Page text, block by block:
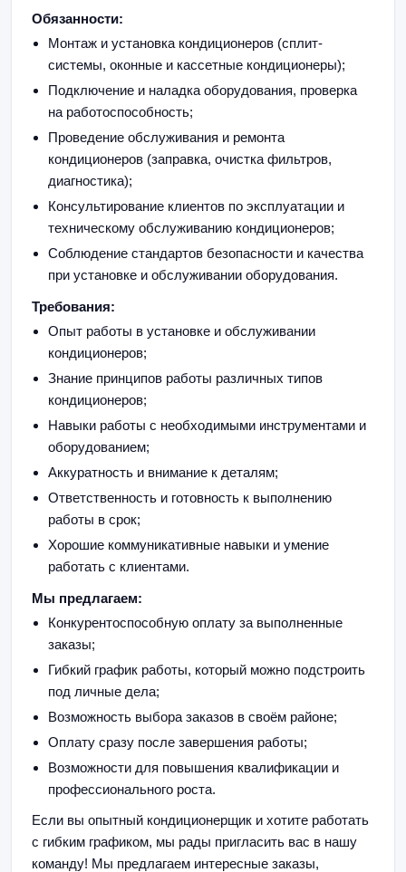
Обязанности:
Монтаж и установка кондиционеров (сплит-
системы, оконные и кассетные кондиционеры);
Подключение и наладка оборудования, проверка
на работоспособность;
Проведение обслуживания и ремонта
кондиционеров (заправка, очистка фильтров,
диагностика);
Консультирование клиентов по эксплуатации и
техническому обслуживанию кондиционеров;
Соблюдение стандартов безопасности и качества
при установке и обслуживании оборудования.
Требования:
Опыт работы в установке и обслуживании
кондиционеров;
Знание принципов работы различных типов
кондиционеров;
Навыки работы с необходимыми инструментами и
оборудованием;
Аккуратность и внимание к деталям;
Ответственность и готовность к выполнению
работы в срок;
Хорошие коммуникативные навыки и умение
работать с клиентами.
Мы предлагаем:
Конкурентоспособную оплату за выполненные
заказы;
Гибкий график работы, который можно подстроить
под личные дела;
Возможность выбора заказов в своём районе;
Оплату сразу после завершения работы;
Возможности для повышения квалификации и
профессионального роста.
Если вы опытный кондиционерщик и хотите работать
с гибким графиком, мы рады пригласить вас в нашу
команду! Мы предлагаем интересные заказы,